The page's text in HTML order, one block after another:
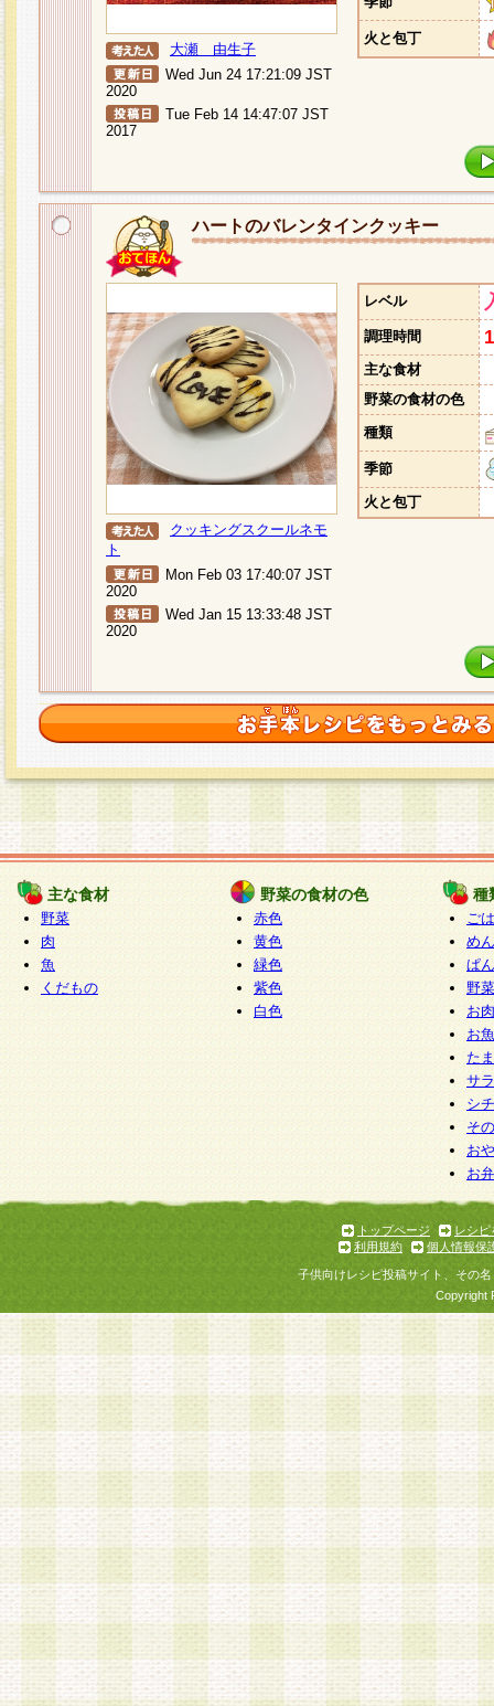
大瀬 由生子
Wed Jun 24 17:21:09 JST
2020
Tue Feb 14 14:47:07 JST
2017
火と包丁
ハートのバレンタインクッキー
クッキングスクールネモ
ト
Mon Feb 03 17:40:07 JST
2020
Wed Jan 15 13:33:48 JST
2020
レベル
調理時間
主な食材
野菜の食材の色
種類
季節
火と包丁
主な食材
野菜
肉
魚
くだもの
野菜の食材の色
赤色
黄色
緑色
紫色
白色
種
ご
めん
ぱん
野
お
お
た
サ
シ
そ
お
お
トップページ
レシピ
利用規約
個人情報保
子供向けレシピ投稿サイト、その
Copyright